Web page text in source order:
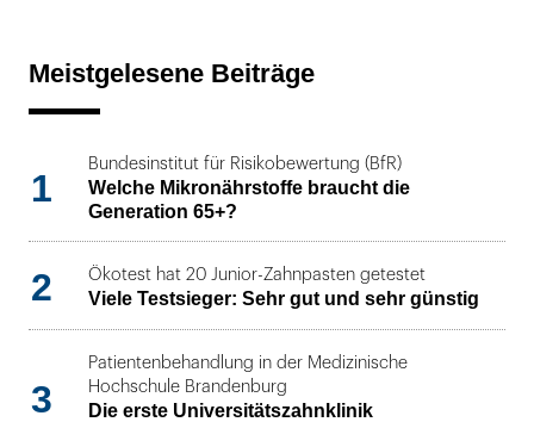
Meistgelesene Beiträge
1
Bundesinstitut für Risikobewertung (BfR)
Welche Mikronährstoffe braucht die
Generation 65+?
2 Ökotest hat 20 Junior-Zahnpasten getestet
Viele Testsieger: Sehr gut und sehr günstig
3
Patientenbehandlung in der Medizinische
Hochschule Brandenburg
Die erste Universitätszahnklinik